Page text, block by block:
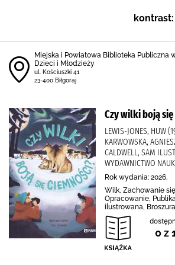
kontrast:
Miejska i Powiatowa Biblioteka Publiczna
Dzieci i Młodzieży
ul. Kościuszki 41
23-400 Biłgoraj
Czy wilki boją
LEWIS-JONES, HUW
KARWOWSKA,
CALDWELL, SAM
WYDAWNICTWO
Rok wydania: 2026.
Wilk, Zachowanie
Opracowanie,
ilustrowana, Broszura
0 z